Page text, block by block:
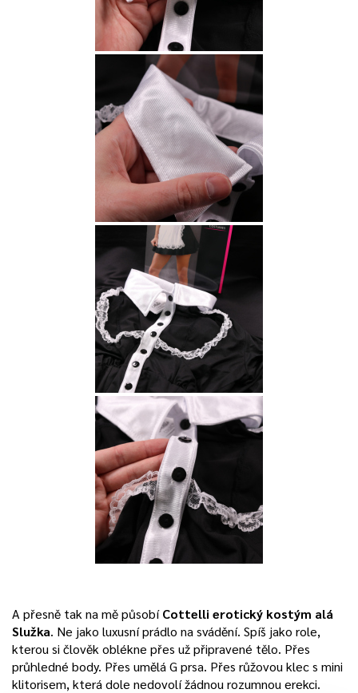
A přesně tak na mě působíCottelli erotický kostým alá
Služka. Ne jako luxusní prádlo na svádění. Spíš jako role,
kterou si člověk oblékne přes už připravené tělo. Přes
průhledné body. Přes umělá G prsa. Přes růžovou klec s mini
klitorisem, která dole nedovolí žádnou rozumnou erekci.